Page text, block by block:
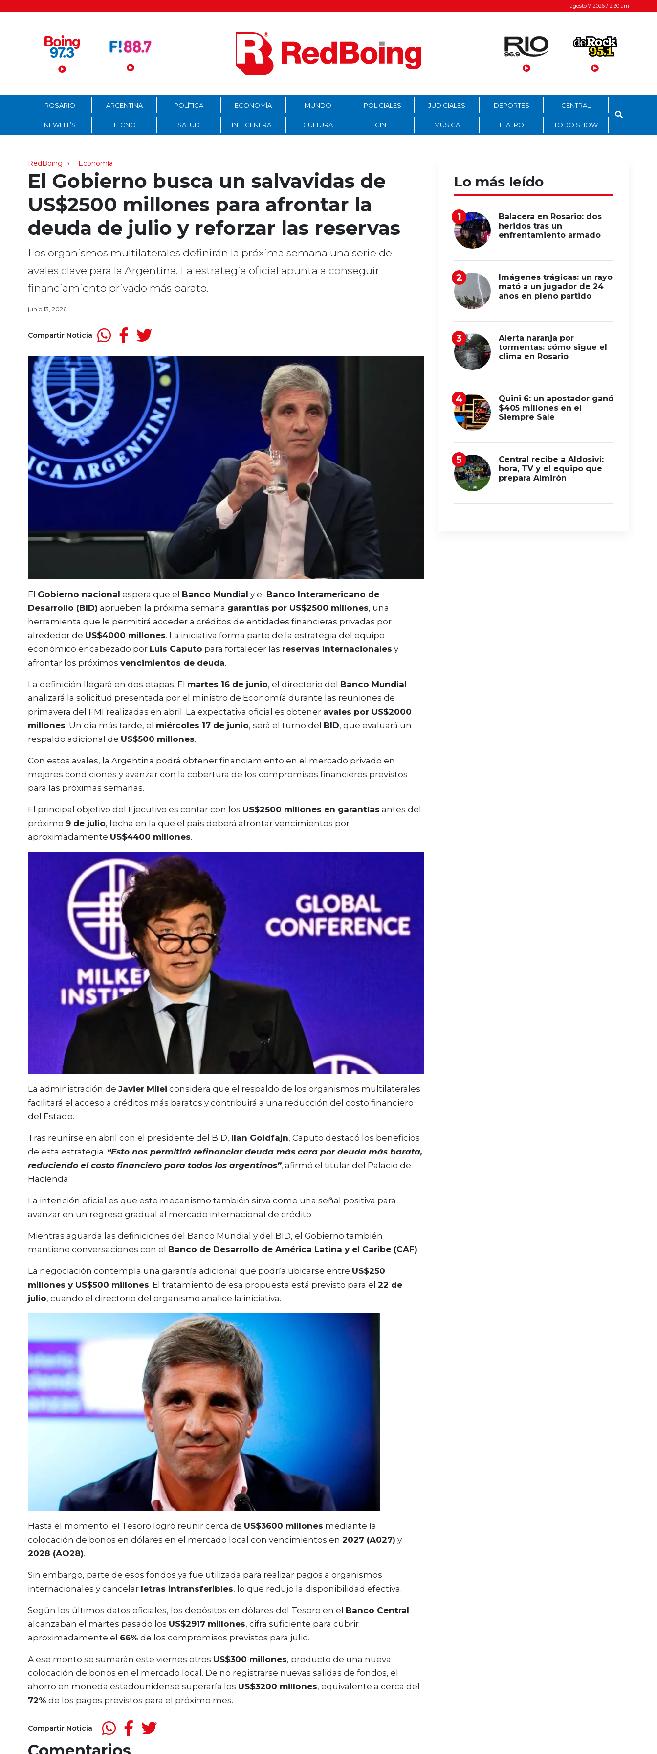
Menú Principal agosto 7, 2026 / 2:30 am
ROSARIO ARGENTINA POLÍTICA ECONOMÍA MUNDO POLICIALES JUDICIALES DEPORTES CENTRAL
NEWELL’S TECNO SALUD INF. GENERAL CULTURA CINE MÚSICA TEATRO TODO SHOW
RedBoing Economía
El Gobierno busca un salvavidas de
US$2500 millones para afrontar la
deuda de julio y reforzar las reservas
Los organismos multilaterales definirán la próxima semana una serie de
avales clave para la Argentina. La estrategia oficial apunta a conseguir
financiamiento privado más barato.
junio 13, 2026
Compartir Noticia
El Gobierno nacional espera que el Banco Mundial y el Banco Interamericano de
Desarrollo (BID) aprueben la próxima semana garantías por US$2500 millones, una
herramienta que le permitirá acceder a créditos de entidades financieras privadas por
alrededor de US$4000 millones. La iniciativa forma parte de la estrategia del equipo
económico encabezado por Luis Caputo para fortalecer las reservas internacionales y
afrontar los próximos vencimientos de deuda.
La definición llegará en dos etapas. El martes 16 de junio, el directorio del Banco Mundial
analizará la solicitud presentada por el ministro de Economía durante las reuniones de
primavera del FMI realizadas en abril. La expectativa oficial es obtener avales por US$2000
millones. Un día más tarde, el miércoles 17 de junio, será el turno del BID, que evaluará un
respaldo adicional de US$500 millones.
Con estos avales, la Argentina podrá obtener financiamiento en el mercado privado en
mejores condiciones y avanzar con la cobertura de los compromisos financieros previstos
para las próximas semanas.
El principal objetivo del Ejecutivo es contar con los US$2500 millones en garantías antes del
próximo 9 de julio, fecha en la que el país deberá afrontar vencimientos por
aproximadamente US$4400 millones.
La administración de Javier Milei considera que el respaldo de los organismos multilaterales
facilitará el acceso a créditos más baratos y contribuirá a una reducción del costo financiero
del Estado.
Tras reunirse en abril con el presidente del BID, Ilan Goldfajn, Caputo destacó los beneficios
de esta estrategia. “Esto nos permitirá refinanciar deuda más cara por deuda más barata,
reduciendo el costo financiero para todos los argentinos”, afirmó el titular del Palacio de
Hacienda.
La intención oficial es que este mecanismo también sirva como una señal positiva para
avanzar en un regreso gradual al mercado internacional de crédito.
Mientras aguarda las definiciones del Banco Mundial y del BID, el Gobierno también
mantiene conversaciones con el Banco de Desarrollo de América Latina y el Caribe (CAF).
La negociación contempla una garantía adicional que podría ubicarse entre US$250
millones y US$500 millones. El tratamiento de esa propuesta está previsto para el 22 de
julio, cuando el directorio del organismo analice la iniciativa.
Hasta el momento, el Tesoro logró reunir cerca de US$3600 millones mediante la
colocación de bonos en dólares en el mercado local con vencimientos en 2027 (A027) y
2028 (AO28).
Sin embargo, parte de esos fondos ya fue utilizada para realizar pagos a organismos
internacionales y cancelar letras intransferibles, lo que redujo la disponibilidad efectiva.
Según los últimos datos oficiales, los depósitos en dólares del Tesoro en el Banco Central
alcanzaban el martes pasado los US$2917 millones, cifra suficiente para cubrir
aproximadamente el 66% de los compromisos previstos para julio.
A ese monto se sumarán este viernes otros US$300 millones, producto de una nueva
colocación de bonos en el mercado local. De no registrarse nuevas salidas de fondos, el
ahorro en moneda estadounidense superaría los US$3200 millones, equivalente a cerca del
72% de los pagos previstos para el próximo mes.
Compartir Noticia
Lo más leído
Balacera en Rosario: dos
heridos tras un
enfrentamiento armado
Imágenes trágicas: un rayo
mató a un jugador de 24
años en pleno partido
Alerta naranja por
tormentas: cómo sigue el
clima en Rosario
Quini 6: un apostador ganó
$405 millones en el
Siempre Sale
Central recibe a Aldosivi:
hora, TV y el equipo que
prepara Almirón